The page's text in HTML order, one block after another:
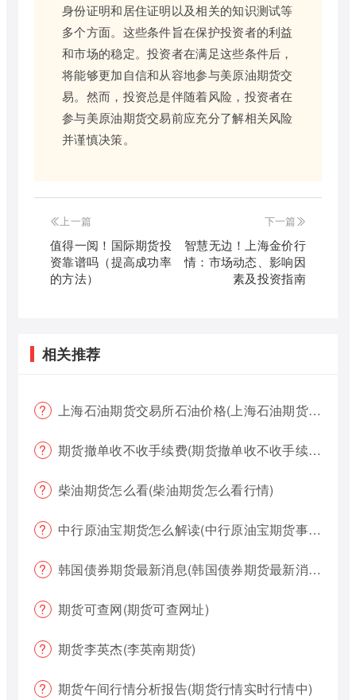
身份证明和居住证明以及相关的知识测试等
多个方面。这些条件旨在保护投资者的利益
和市场的稳定。投资者在满足这些条件后，
将能够更加自信和从容地参与美原油期货交
易。然而，投资总是伴随着风险，投资者在
参与美原油期货交易前应充分了解相关风险
并谨慎决策。
上一篇
值得一阅！国际期货投
资靠谱吗（提高成功率
的方法）
下一篇
智慧无边！上海金价行
情：市场动态、影响因
素及投资指南
相关推荐
上海石油期货交易所石油价格(上海石油期货交易所石油价格查询)
期货撤单收不收手续费(期货撤单收不收手续费用)
柴油期货怎么看(柴油期货怎么看行情)
中行原油宝期货怎么解读(中行原油宝期货事件)
韩国债券期货最新消息(韩国债券期货最新消息新闻)
期货可查网(期货可查网址)
期货李英杰(李英南期货)
期货午间行情分析报告(期货行情实时行情中)